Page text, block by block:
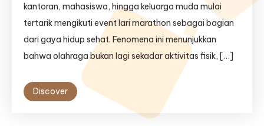
kantoran, mahasiswa, hingga keluarga muda mulai
tertarik mengikuti event lari marathon sebagai bagian
dari gaya hidup sehat. Fenomena ini menunjukkan
bahwa olahraga bukan lagi sekadar aktivitas fisik, […]
Discover